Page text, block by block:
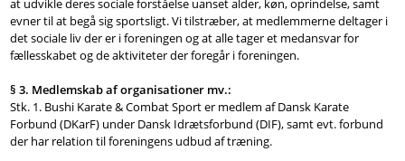
at udvikle deres sociale forståelse uanset alder, køn, oprindelse, samt
evner til at begå sig sportsligt. Vi tilstræber, at medlemmerne deltager i
det sociale liv der er i foreningen og at alle tager et medansvar for
fællesskabet og de aktiviteter der foregår i foreningen.
§ 3. Medlemskab af organisationer mv.:
Stk. 1. Bushi Karate & Combat Sport er medlem af Dansk Karate
Forbund (DKarF) under Dansk Idrætsforbund (DIF), samt evt. forbund
der har relation til foreningens udbud af træning.